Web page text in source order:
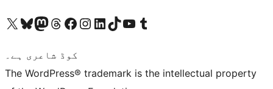
Visit our X (formerly Twitter) account
ہمارے بلیواسکائی اکاؤنٹ پر جائیں
Visit our Mastodon account
ہمارے ٹھریڈز اکاؤنٹ پر جائیں
Visit our Facebook page
Visit our Instagram account
Visit our LinkedIn account
ہمارے ٹک ٹاک اکاؤنٹ پر جائیں
Visit our YouTube channel
ہمارے ٹمبلر اکاؤنٹ پر جائیں
کوڈ شاعری ہے۔
The WordPress® trademark is the intellectual property